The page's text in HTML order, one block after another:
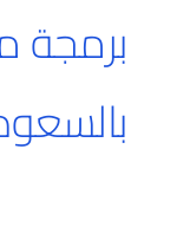
برمجة